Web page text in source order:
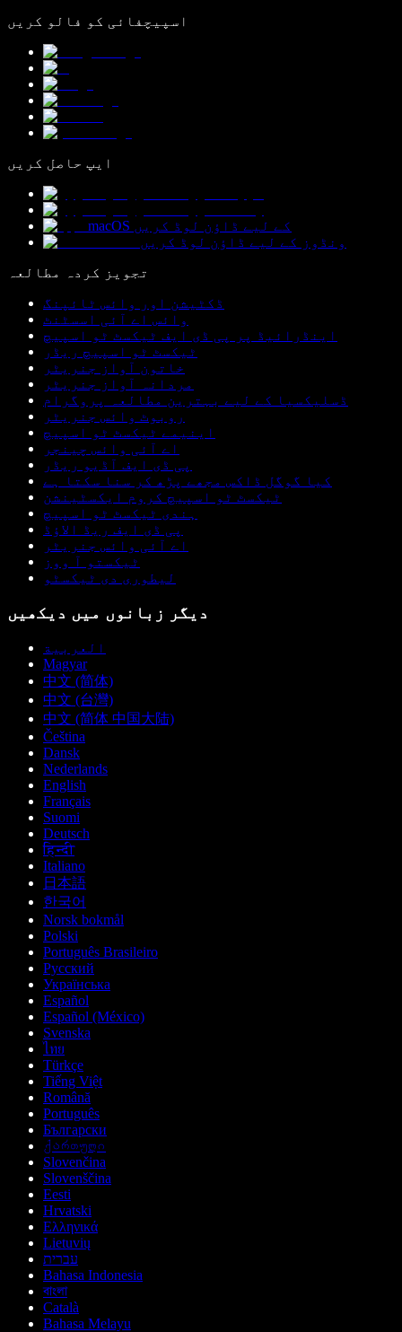
اسپیچفائی کو فالو کریں
ایپ حاصل کریں
macOS کے لیے ڈاؤن لوڈ کریں
ونڈوز کے لیے ڈاؤن لوڈ کریں
تجویز کردہ مطالعہ
ڈکٹیشن اور وائس ٹائپنگ
وائس اے آئی اسسٹنٹ
اینڈرائیڈ پر پی ڈی ایف ٹیکسٹ ٹو اسپیچ
ٹیکسٹ ٹو اسپیچ ریڈر
خاتون آواز جنریٹر
مردانہ آواز جنریٹر
ڈسلیکسیا کے لیے بہترین مطالعہ پروگرام
روبوٹ وائس جنریٹر
اینیمے ٹیکسٹ ٹو اسپیچ
اے آئی وائس چینجر
پی ڈی ایف آڈیو ریڈر
کیا گوگل ڈاکس مجھے پڑھ کر سنا سکتا ہے
ٹیکسٹ ٹو اسپیچ کروم ایکسٹینشن
ہندی ٹیکسٹ ٹو اسپیچ
پی ڈی ایف ریڈ الاؤڈ
اے آئی وائس جنریٹر
ٹیکستو آ ووز
لیطوری دی ٹیکسٹو
دیگر زبانوں میں دیکھیں
العربية
Magyar
中文 (简体)
中文 (台灣)
中文 (简体 中国大陆)
Čeština
Dansk
Nederlands
English
Français
Suomi
Deutsch
हिन्दी
Italiano
日本語
한국어
Norsk bokmål
Polski
Português Brasileiro
Русский
Українська
Español
Español (México)
Svenska
ไทย
Türkçe
Tiếng Việt
Română
Português
Български
ქართული
Slovenčina
Slovenščina
Eesti
Hrvatski
Ελληνικά
Lietuvių
עברית
Bahasa Indonesia
বাংলা
Català
Bahasa Melayu